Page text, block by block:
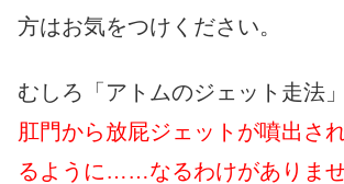
方はお気をつけください。
むしろ「アトムのジェット走法
肛門から放屁ジェットが噴出さ
るように……なるわけがありませ